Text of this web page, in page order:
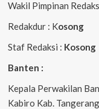
Wakil Pimpinan
Redakdur : Kosong
Staf Redaksi : Kosong
Banten :
Kepala Perwakilan
Kabiro Kab.